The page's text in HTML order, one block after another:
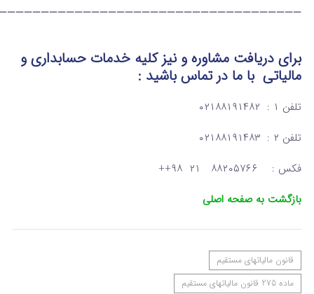
برای دریافت مشاوره و نیز کلیه خدمات حسابداری و
مالیاتیبا ما در تماسباشید :
تلفن ۱ : ۰۲۱۸۸۱۹۱۴۸۲
تلفن ۲ : ۰۲۱۸۸۱۹۱۴۸۳
فکس : ۸۸۲۰۵۷۶۶ ۲۱ ۹۸++
بازگشت به صفحه اصلی
قانون مالیاتهای مستقیم
ماده 275 قانون مالیاتهای مستقیم